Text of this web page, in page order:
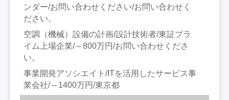
ンダー/お問い合わせください/お問い合わせく
ださい。
空調（機械）設備の計画/設計技術者/東証プラ
イム上場企業/～800万円/お問い合わせくださ
い。
事業開発アソシエイト/ITを活用したサービス事
業会社/～1400万円/東京都